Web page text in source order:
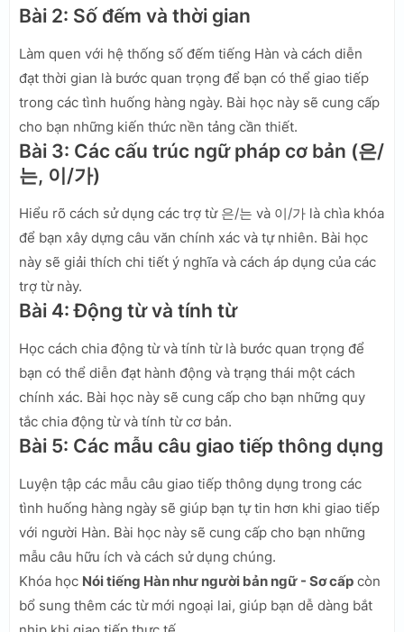
Bài 2: Số đếm và thời gian
Làm quen với hệ thống số đếm tiếng Hàn và cách diễn
đạt thời gian là bước quan trọng để bạn có thể giao tiếp
trong các tình huống hàng ngày. Bài học này sẽ cung cấp
cho bạn những kiến thức nền tảng cần thiết.
Bài 3: Các cấu trúc ngữ pháp cơ bản (은/
는, 이/가)
Hiểu rõ cách sử dụng các trợ từ 은/는 và 이/가 là chìa khóa
để bạn xây dựng câu văn chính xác và tự nhiên. Bài học
này sẽ giải thích chi tiết ý nghĩa và cách áp dụng của các
trợ từ này.
Bài 4: Động từ và tính từ
Học cách chia động từ và tính từ là bước quan trọng để
bạn có thể diễn đạt hành động và trạng thái một cách
chính xác. Bài học này sẽ cung cấp cho bạn những quy
tắc chia động từ và tính từ cơ bản.
Bài 5: Các mẫu câu giao tiếp thông dụng
Luyện tập các mẫu câu giao tiếp thông dụng trong các
tình huống hàng ngày sẽ giúp bạn tự tin hơn khi giao tiếp
với người Hàn. Bài học này sẽ cung cấp cho bạn những
mẫu câu hữu ích và cách sử dụng chúng.
Khóa học Nói tiếng Hàn như người bản ngữ - Sơ cấp còn
bổ sung thêm các từ mới ngoại lai, giúp bạn dễ dàng bắt